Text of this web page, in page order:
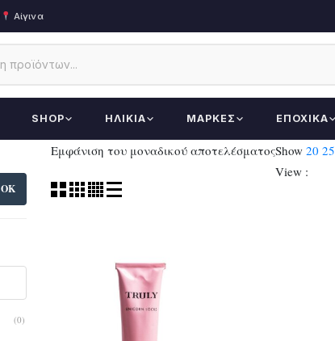
Αίγινα
SHOP ΗΛΙΚΊΑ ΜΆΡΚΕΣ ΕΠΟΧΙΚΆ
Εμφάνιση του μοναδικού αποτελέσματοςShow 20 25
View :
OK
(0)